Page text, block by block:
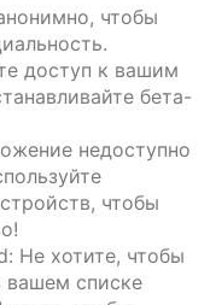
чтобы
доступ к вашим
бета-
недоступно
чтобы
Не хотите, чтобы
вашем списке